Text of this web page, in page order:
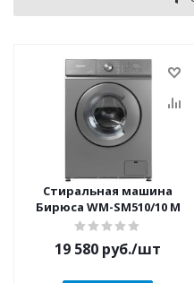
Стиральная машина
Бирюса WM-SM510/10 M
19 580 руб./шт